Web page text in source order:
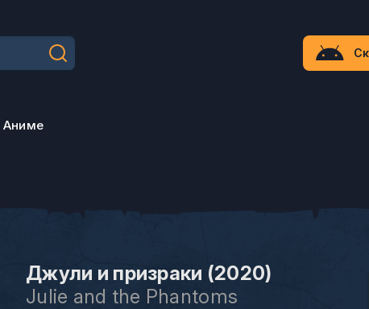
Aниме
Джули и призраки (2020)
Julie and the Phantoms